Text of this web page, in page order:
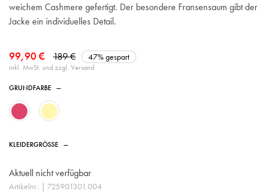
weichem Cashmere gefertigt. Der besondere Fransensaum gibt der
Jacke ein individuelles Detail.
99,90 € 189 € 47% gespart
inkl. MwSt. und zzgl. Versand
GRUNDFARBE —
KLEIDERGRÖSSE —
Aktuell nicht verfügbar
Artikelnr.: | 725901301.004